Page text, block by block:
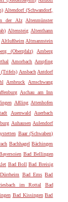
Altendorf (Schwandorf,
der Alz
Altenmünster
Altensteig Altenthann
Altlußheim Altmannstein
(Oberpfalz)
Amberg
Amorbach Ampfing
(Trifels) Ansbach Antdorf
Arnbruck
Arnschwang
Aschau am Inn
Aßling Attenhofen
Auenwald
Auerbach
Auhausen Aulendorf
Baar (Schwaben)
Bachhagel Bächingen
Bad Bellingen
Bad Boll Bad Breisig
Bad Ems Bad
im Rottal
Bad
Bad Kissingen Bad